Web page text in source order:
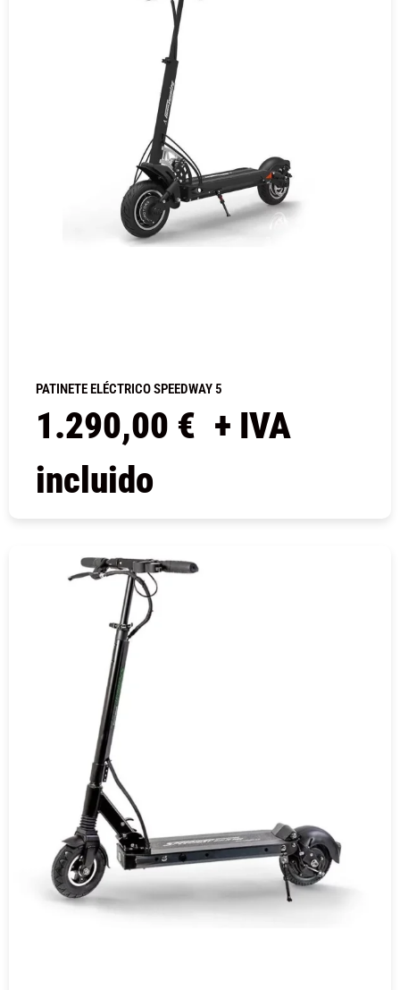
PATINETE ELÉCTRICO SPEEDWAY 5
1.290,00 € + IVA
incluido